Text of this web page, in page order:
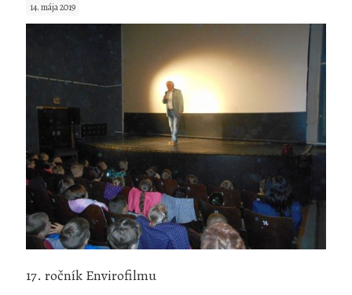
14. mája 2019
17. ročník Envirofilmu